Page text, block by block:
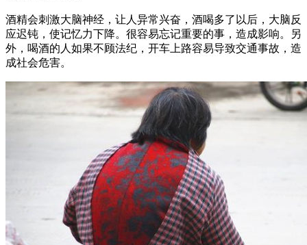
酒精会刺激大脑神经，让人异常兴奋，酒喝多了以后，大脑反
应迟钝，使记忆力下降。很容易忘记重要的事，造成影响。另
外，喝酒的人如果不顾法纪，开车上路容易导致交通事故，造
成社会危害。